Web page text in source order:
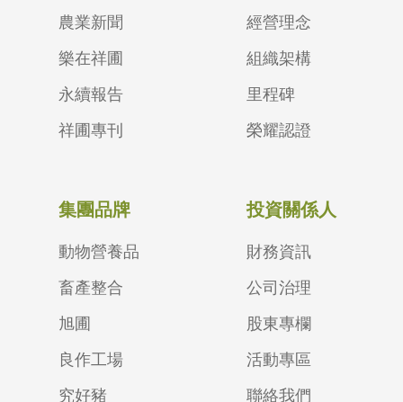
農業新聞
樂在祥圃
永續報告
祥圃專刊
經營理念
組織架構
里程碑
榮耀認證
集團品牌
動物營養品
畜產整合
旭圃
良作工場
究好豬
投資關係人
財務資訊
公司治理
股東專欄
活動專區
聯絡我們